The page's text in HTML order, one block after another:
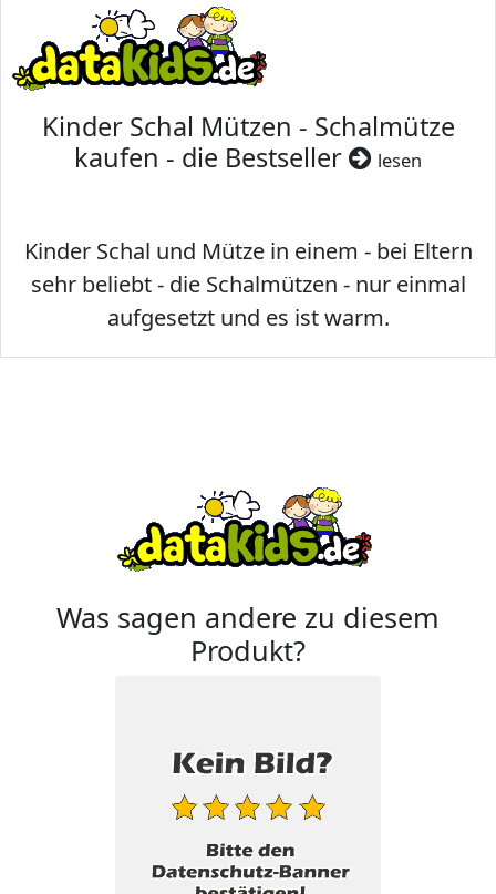
Kinder Schal Mützen - Schalmütze
kaufen - die Bestseller
lesen
Kinder Schal und Mütze in einem - bei Eltern
sehr beliebt - die Schalmützen - nur einmal
aufgesetzt und es ist warm.
Was sagen andere zu diesem
Produkt?